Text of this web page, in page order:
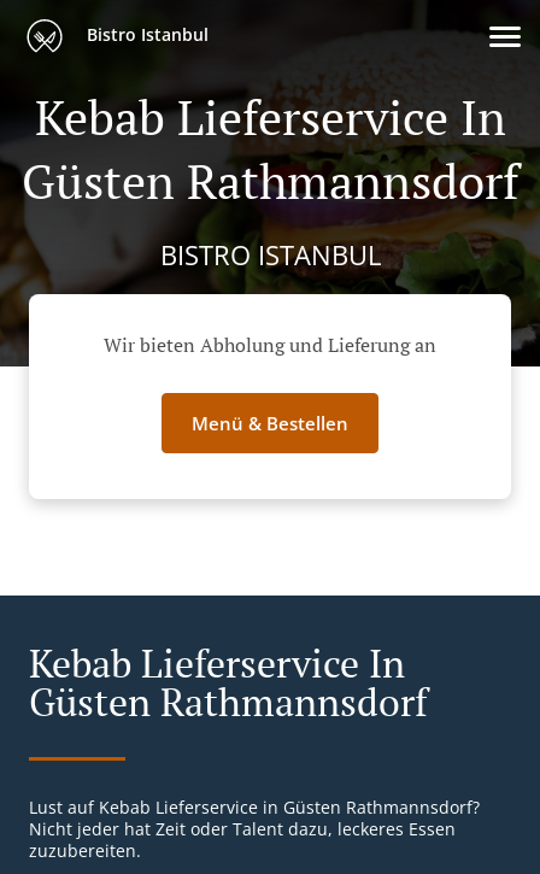
Bistro Istanbul
Kebab Lieferservice In
Güsten Rathmannsdorf
BISTRO ISTANBUL
Wir bieten Abholung und Lieferung an
Menü & Bestellen
Kebab Lieferservice In
Güsten Rathmannsdorf
Lust auf Kebab Lieferservice in Güsten Rathmannsdorf?
Nicht jeder hat Zeit oder Talent dazu, leckeres Essen
zuzubereiten.